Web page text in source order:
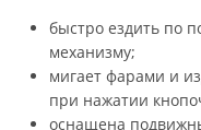
быстро ездить по
механизму;
мигает фарами и
при нажатии
оснащена